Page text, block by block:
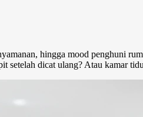
hingga mood penghuni
setelah dicat ulang? Atau kamar